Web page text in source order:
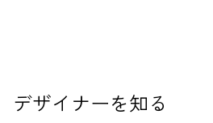
デザイナーを知る